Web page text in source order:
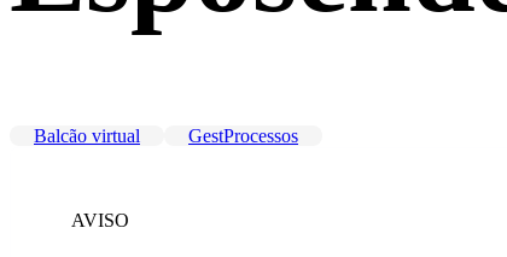
Balcão virtual GestProcessos
AVISO